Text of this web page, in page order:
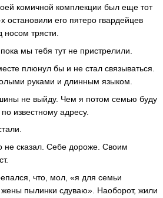
комичной комплекции был еще тот
остановили его пятеро гвардейцев
носом трясти.
мы тебя тут не пристрелили.
плюнул бы и не стал связываться.
руками и длинным языком.
не выйду. Чем я потом семью буду
известному адресу.
не сказал. Себе дороже. Своим
что, мол, «я для семьи
пылинки сдуваю». Наоборот, жили